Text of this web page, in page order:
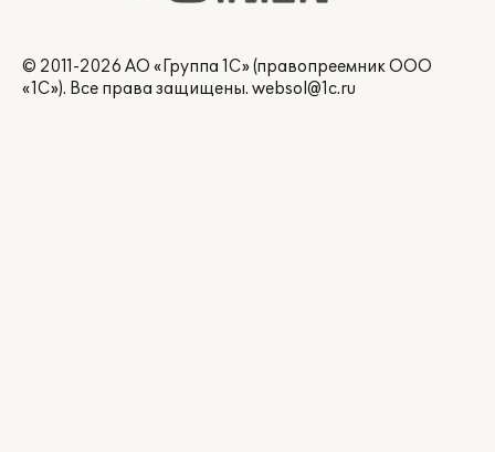
© 2011-2026 АО «Группа 1С» (правопреемник ООО
«1С»). Все права защищены. websol@1c.ru